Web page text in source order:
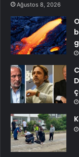
Ağustos 8, 2026